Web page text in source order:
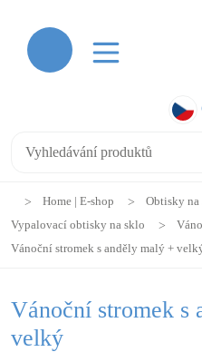
Home | E-shop
Obtisky na
Vypalovací obtisky na sklo
Vánoční stromek s anděly malý +
Vánoční stromek s
velký